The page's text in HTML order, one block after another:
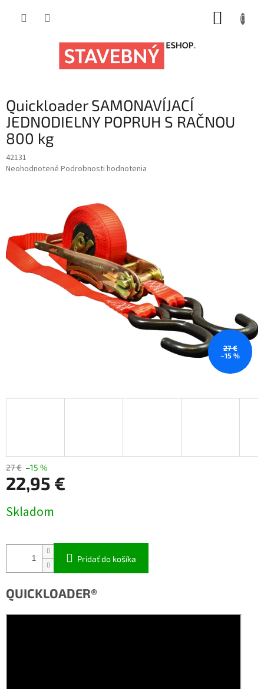
Quickloader SAMONAVÍJACÍ
JEDNODIELNY POPRUH S RAČNOU
800 kg
42131
Priemerné
5
hviezdičiek.
Neohodnotené Podrobnosti hodnotenia
27 €
–15 %
27 € –15 %
22,95 €
cena:
Skladom
Pridať do košíka
QUICKLOADER®